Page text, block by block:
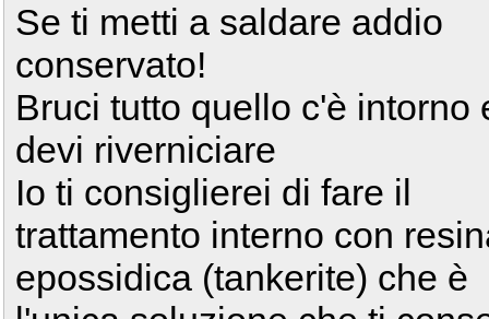
Se ti metti a saldare addio
conservato!
Bruci tutto quello c'è intorno
devi riverniciare
Io ti consiglierei di fare il
trattamento interno con
epossidica (tankerite) che è